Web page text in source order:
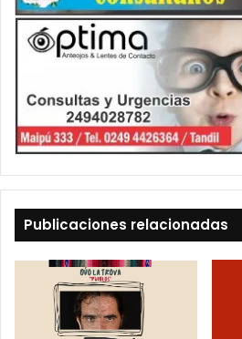
Publicaciones relacionadas